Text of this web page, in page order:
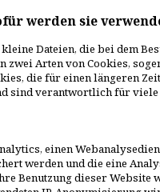
werden sie
Dateien, die bei dem
zwei Arten von Cookies,
die für einen längeren
sind verantwortlich für
einen
werden und die eine
Benutzung dieser Website